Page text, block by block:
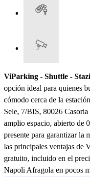
ViParking - Shuttle -
opción ideal para quienes
cómodo cerca de la
Sele, 7/BIS, 80026
amplio espacio, abierto de
presente para garantizar la
las principales ventajas de
gratuito, incluido en el
Napoli Afragola en pocos